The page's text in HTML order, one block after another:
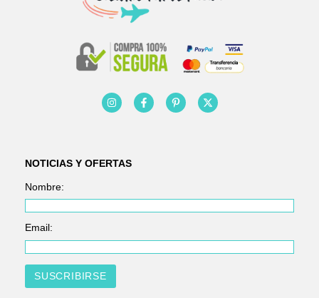
NOTICIAS Y OFERTAS
Nombre:
Email: